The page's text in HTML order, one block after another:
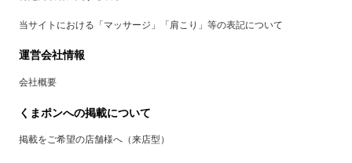
当サイトにおける「マッサージ」「肩こり」等の表記について
運営会社情報
会社概要
くまポンへの掲載について
掲載をご希望の店舗様へ（来店型）